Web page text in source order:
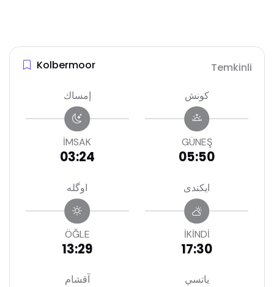
Kolbermoor Temkinli
إمساك
İMSAK
03:24
كونش
GÜNEŞ
05:50
اوگله
ÖĞLE
13:29
ايكندى
İKİNDİ
17:30
آقشام ياتسي